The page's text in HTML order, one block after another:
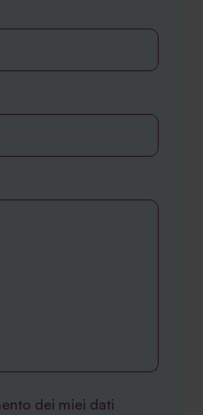
dei miei dati